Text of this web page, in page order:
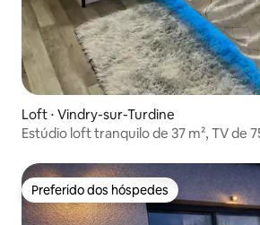
Loft ⋅ Vindry-sur-Turdine
Estúdio loft tranquilo de 37 m², TV de
Preferido dos hóspedes
Preferido dos hóspedes